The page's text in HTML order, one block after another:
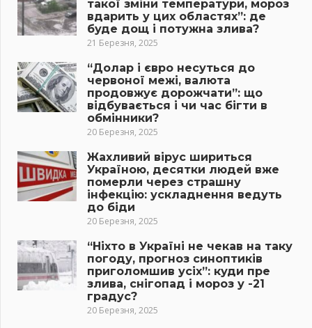
такої зміни температури, мороз
вдарить у цих областях”: де
буде дощ і потужна злива?
21 Березня, 2025
“Долар і євро несуться до
червоної межі, валюта
продовжує дорожчати”: що
відбувається і чи час бігти в
обмінники?
20 Березня, 2025
Жахливий вірус шириться
Україною, десятки людей вже
померли через страшну
інфекцію: ускладнення ведуть
до біди
20 Березня, 2025
“Ніхто в Україні не чекав на таку
погоду, прогноз синоптиків
приголомшив усіх”: куди пре
злива, снігопад і мороз у -21
градус?
20 Березня, 2025